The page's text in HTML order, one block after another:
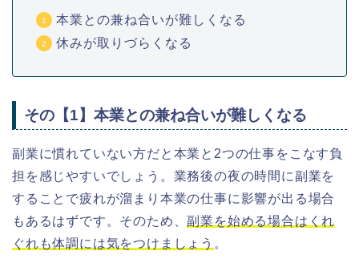
本業との兼ね合いが難しくなる
休みが取りづらくなる
その【1】本業との兼ね合いが難しくなる
副業に慣れていない方だと本業と2つの仕事をこなす負
担を感じやすいでしょう。業務後の夜の時間に副業を
することで疲れが溜まり本業の仕事に影響が出る場合
もあるはずです。そのため、副業を始める場合はくれ
ぐれも体調には気をつけましょう 。